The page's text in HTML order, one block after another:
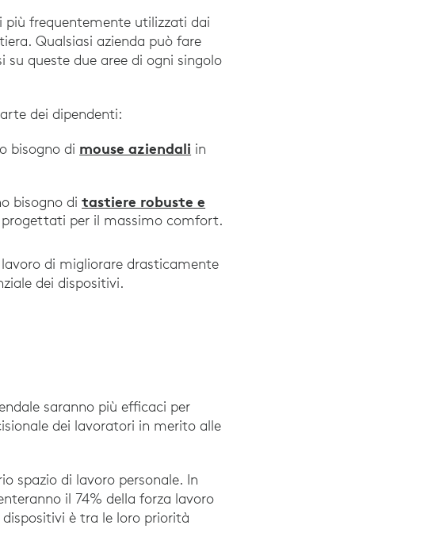
più frequentemente utilizzati dai
Qualsiasi azienda può fare
su queste due aree di ogni singolo
dei dipendenti:
Logitech, 2019
bisogno di mouse aziendali in
of Fast Typists", Typing.com, agosto 2020
bisogno ditastiere robuste e
progettati per il massimo comfort.
di migliorare drasticamente
dei dispositivi.
saranno più efficaci per
dei lavoratori in merito alle
spazio di lavoro personale. In
il 74% della forza lavoro
è tra le loro priorità
Younger Workers from Older Generations”, Forrester,